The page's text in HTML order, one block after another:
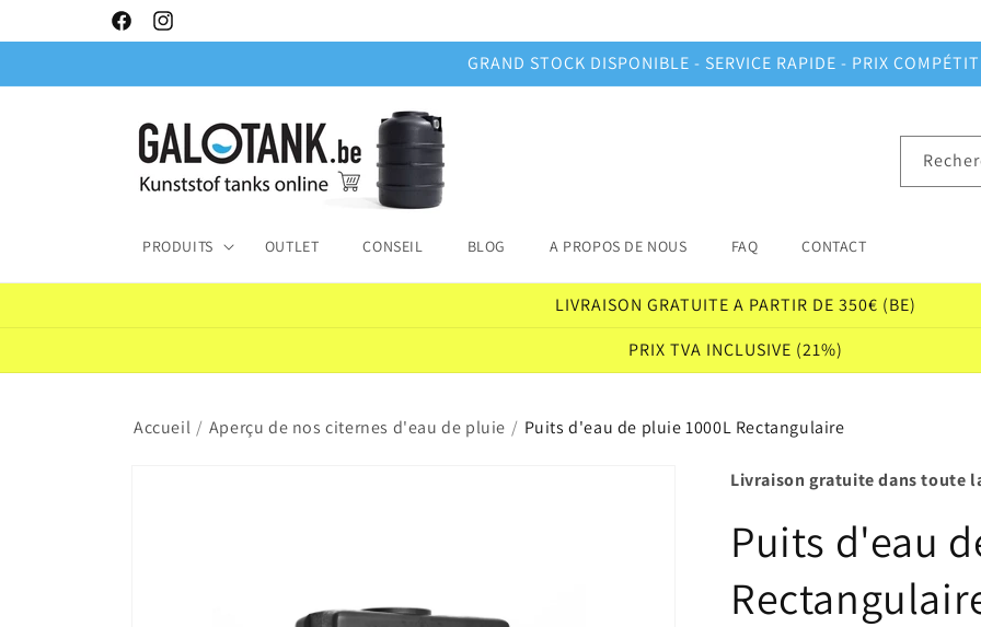
au
FacebookInstagram
GRAND STOCK DISPONIBLE - SERVICE RAPIDE - PRIX
PRODUITS OUTLET CONSEIL BLOG A PROPOS DE NOUS FAQ CONTACT
LIVRAISON GRATUITE A PARTIR DE 350€ (BE)
PRIX TVA INCLUSIVE (21%)
Accueil / Aperçu de nos citernes d'eau de pluie / Puits d'eau de pluie 1000L Rectangulaire
Livraison gratuite dans toute
Puits d'eau